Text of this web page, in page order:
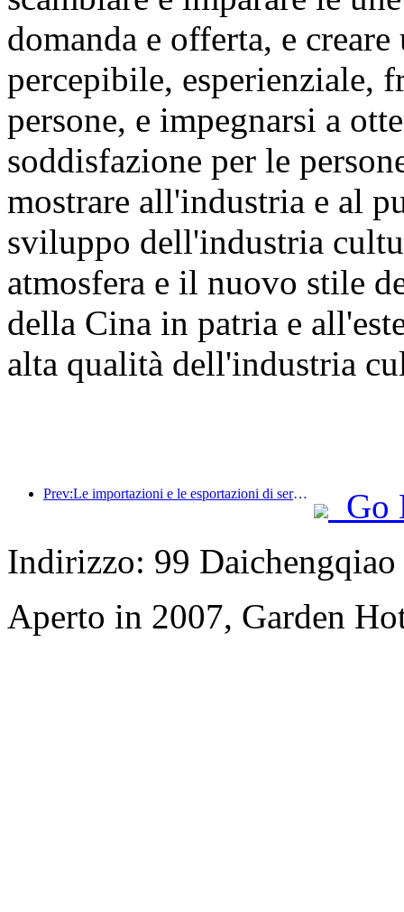
domanda e offerta, e
percepibile, esperienziale,
persone, e impegnarsi a
soddisfazione per le
mostrare all'industria e al
sviluppo dell'industria
atmosfera e il nuovo stile
della Cina in patria e
alta qualità dell'industria
Prev:Le importazioni e le esportazioni di servizi di viaggio hanno raggiunto 1.080,29 miliardi di yuan nella prima metà dell'anno
Go
Indirizzo: 99
Aperto in 2007, Garden